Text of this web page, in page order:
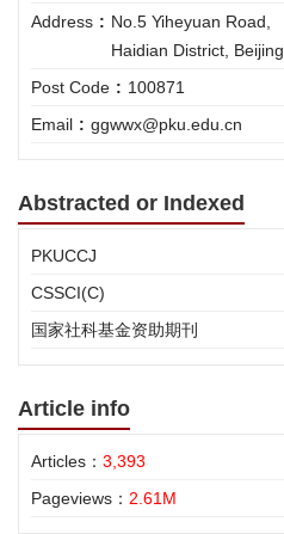
Address : No.5 Yiheyuan Road,
Haidian District, Beijing
Post Code : 100871
Email : ggwwx@pku.edu.cn
Abstracted or Indexed
PKUCCJ
CSSCI(C)
国家社科基金资助期刊
Article info
Articles： 3,393
Pageviews： 2.61M